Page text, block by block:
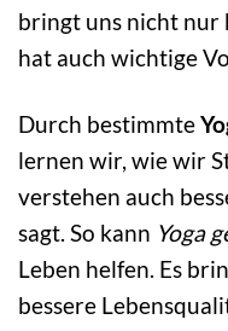
bringt uns nicht nur
hat auch wichtige
Durch bestimmte
lernen wir, wie wir
verstehen auch
sagt. So kann Yoga
Leben helfen. Es
bessere